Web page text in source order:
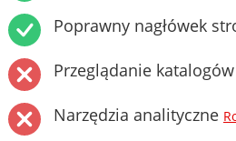
Poprawny nagłówek
Przeglądanie katalogów
Narzędzia analityczne